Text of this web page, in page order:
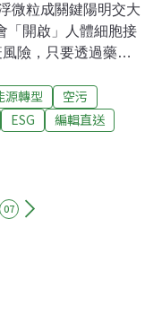
微粒成關鍵陽明交大
「開啟」人體細胞接
險，只要透過藥物
研究生李欣烜，與中
合作，透過動物實
膜表面蛋白
蛋白正是COVID-19
「蒂芬尼藍」湖水 居
源轉型
空污
ESG
編輯直送
07